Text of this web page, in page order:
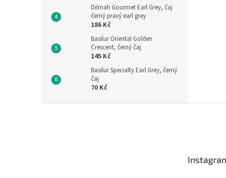
Dilmah Gourmet Earl Grey, čaj
černý pravý earl grey
186 Kč
Basilur Oriental Golden
Crescent, černý čaj
145 Kč
Basilur Specialty Earl Grey, černý
čaj
70 Kč